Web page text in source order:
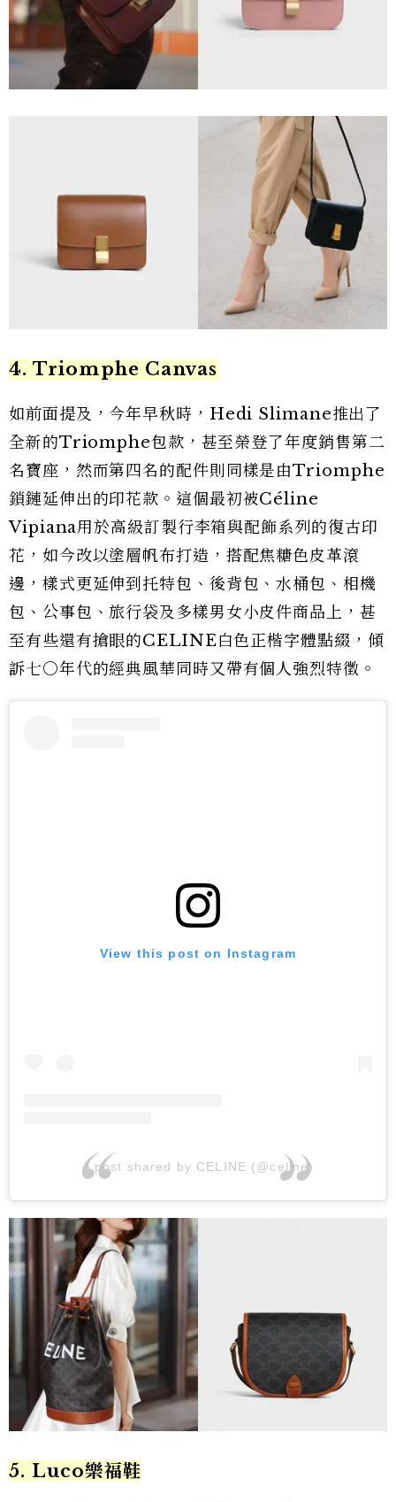
4. Triomphe Canvas
如前面提及，今年早秋時，Hedi Slimane推出了
全新的Triomphe包款，甚至榮登了年度銷售第二
名寶座，然而第四名的配件則同樣是由Triomphe
鎖鏈延伸出的印花款。這個最初被Céline
Vipiana用於高級訂製行李箱與配飾系列的復古印
花，如今改以塗層帆布打造，搭配焦糖色皮革滾
邊，樣式更延伸到托特包、後背包、水桶包、相機
包、公事包、旅行袋及多樣男女小皮件商品上，甚
至有些還有搶眼的CELINE白色正楷字體點綴，傾
訴七〇年代的經典風華同時又帶有個人強烈特徵。
View this post on Instagram
A post shared by CELINE (@celine)
5. Luco樂福鞋